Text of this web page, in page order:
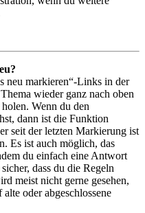
neu markieren“-Links in der
wieder ganz nach oben
Wenn du den
dann ist die Funktion
seit der letzten Markierung ist
Es ist auch möglich, das
du einfach eine Antwort
dass du die Regeln
meist nicht gerne gesehen,
oder abgeschlossene